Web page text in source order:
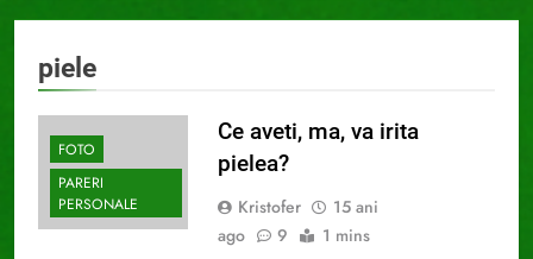
piele
FOTO
PARERI
PERSONALE
Ce aveti, ma, va irita
pielea?
Kristofer
15 ani
ago
9 1 mins